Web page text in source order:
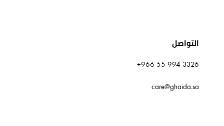
التواصل
+966 55 994 3326
care@ghaida.sa